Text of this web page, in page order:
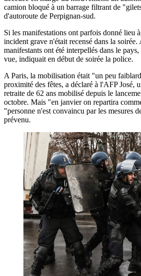
camion bloqué à un barrage filtrant de
d'autoroute de Perpignan-sud.
Si les manifestations ont parfois donné lieu
incident grave n'était recensé dans la
manifestants ont été interpellés dans le
vue, indiquait en début de soirée la police.
A Paris, la mobilisation était "un peu
proximité des fêtes, a déclaré à l'AFP José,
retraite de 62 ans mobilisé depuis le
octobre. Mais "en janvier on repartira
"personne n'est convaincu par les mesures
prévenu.